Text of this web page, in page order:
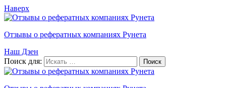
Наверх
Отзывы о рефератных компаниях Рунета
Наш Дзен
Поиск для: